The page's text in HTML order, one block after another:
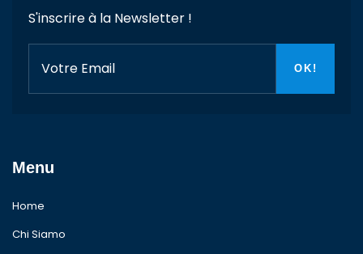
S'inscrire à la Newsletter !
Menu
Home
Chi Siamo